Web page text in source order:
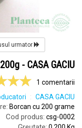
urmator
- CASA GACIU
1 comentarii
CASA GACIU
Borcan cu 200 grame
Cod produs: csg-0002